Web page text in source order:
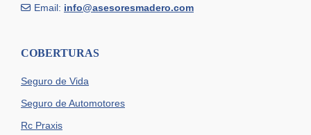
Email: info@asesoresmadero.com
COBERTURAS
Seguro de Vida
Seguro de Automotores
Rc Praxis